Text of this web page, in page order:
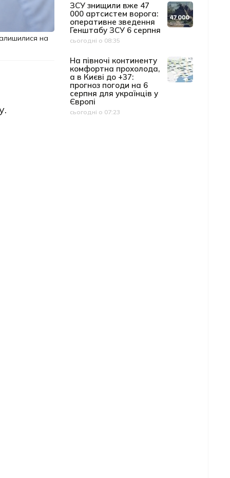
на
ЗСУ знищили вже 47
000 артсистем ворога:
оперативне зведення
Генштабу ЗСУ 6 серпня
Дата публікації
сьогодні о 08:35
На півночі континенту
комфортна прохолода,
а в Києві до +37:
прогноз погоди на 6
серпня для українців у
Європі
Дата публікації
сьогодні о 07:23